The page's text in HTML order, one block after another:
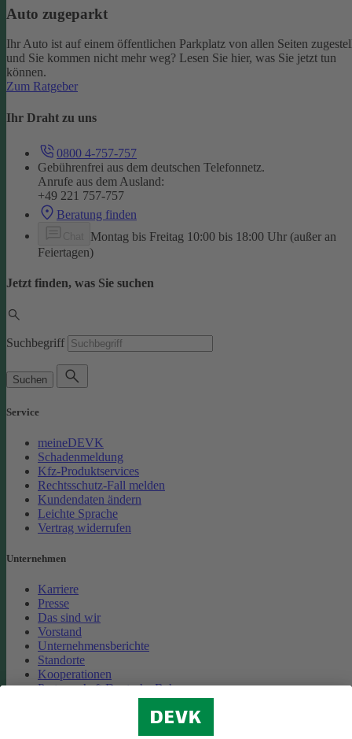
Auto zugeparkt
Ihr Auto ist auf einem öffentlichen Parkplatz von allen Seiten
und Sie kommen nicht mehr weg? Lesen Sie hier, was Sie jetzt tun
können.
Zum Ratgeber
Ihr Draht zu uns
0800 4-757-757
Gebührenfrei aus dem deutschen Telefonnetz.
Anrufe aus dem Ausland:
+49 221 757-757
Beratung finden
Montag bis Freitag 10:00 bis 18:00 Uhr (außer an
Feiertagen)
Jetzt finden, was Sie suchen
Suchbegriff
Suchen
Service
meineDEVK
Schadenmeldung
Kfz-Produktservices
Rechtsschutz-Fall melden
Kundendaten ändern
Leichte Sprache
Vertrag widerrufen
Unternehmen
Karriere
Presse
Das sind wir
Vorstand
Unternehmensberichte
Standorte
Kooperationen
Partnerschaft Deutsche Bahn